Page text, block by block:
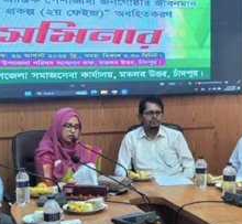
জুলাই গণঅভ্যুত্থানের সকল শহীদকে
চালু করে মানুষের আমানতের